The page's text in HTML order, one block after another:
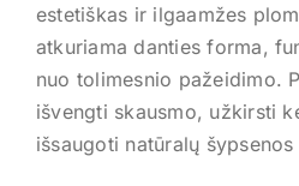
estetiškas ir ilgaamžes
atkuriama danties forma,
nuo tolimesnio pažeidimo.
išvengti skausmo, užkirsti
išsaugoti natūralų